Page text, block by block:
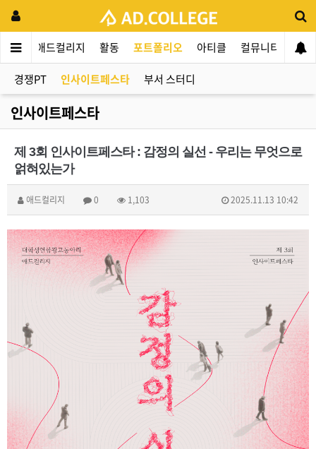
애드컬리지 활동 포트폴리오 아티클 컬뮤니티 애
경쟁PT 인사이트페스타 부서 스터디
인사이트페스타
제 3회 인사이트페스타 : 감정의 실선 - 우리는 무엇으로
얽혀있는가
애드컬리지 0 1,103 2025.11.13 10:42